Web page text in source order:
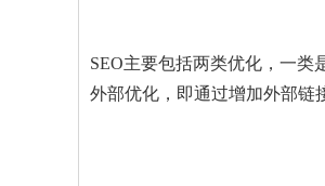
SEO主要包括两类优化，一
外部优化，即通过增加外部链